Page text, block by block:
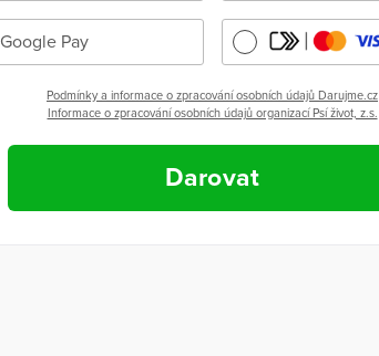
Google Pay
Podmínky a informace o zpracování osobních údajů Darujme.cz
Informace o zpracování osobních údajů organizací Psí život, z.s.
Darovat